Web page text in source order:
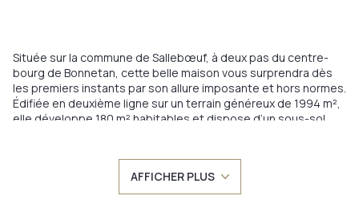
Située sur la commune de Sallebœuf, à deux pas du centre-
bourg de Bonnetan, cette belle maison vous surprendra dès
les premiers instants par son allure imposante et hors normes.
Édifiée en deuxième ligne sur un terrain généreux de 1994 m²,
elle développe 180 m² habitables et dispose d’un sous-sol
immédiatement accueilli par une vaste pièce de vie baignée
de lumière. Sur la droite, le salon-séjour séduit par ses
volumes et sa convivialité. Il communique avec une grande
AFFICHER PLUS